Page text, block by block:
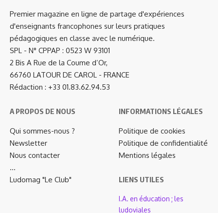
Premier magazine en ligne de partage d'expériences
d'enseignants francophones sur leurs pratiques
pédagogiques en classe avec le numérique.
SPL - N° CPPAP : 0523 W 93101
2 Bis A Rue de la Coume d’Or,
66760 LATOUR DE CAROL - FRANCE
Rédaction : +33 01.83.62.94.53
A PROPOS DE NOUS
Qui sommes-nous ?
Newsletter
Nous contacter
…
Ludomag "Le Club"
INFORMATIONS LÉGALES
Politique de cookies
Politique de confidentialité
Mentions légales
LIENS UTILES
I.A. en éducation ; les
ludoviales